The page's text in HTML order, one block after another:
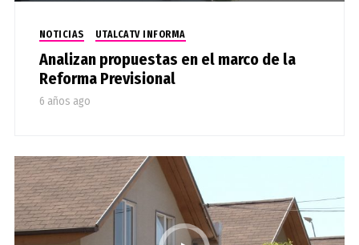
NOTICIAS UTALCATV INFORMA
Analizan propuestas en el marco de la
Reforma Previsional
6 años ago